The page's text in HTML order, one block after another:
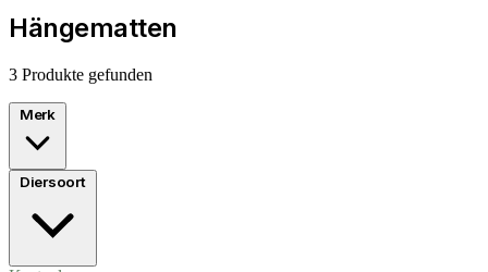
Hängematten
3 Produkte gefunden
Merk
Diersoort